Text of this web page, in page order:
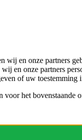
wij en onze partners
en onze partners
of uw
het bovenstaande